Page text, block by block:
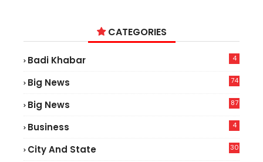
CATEGORIES
Badi Khabar 4
Big News
74
Big News
87
Business 4
City And State 30